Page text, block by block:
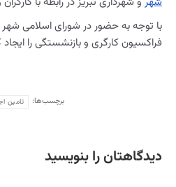
با توجه به حضور در شورای اسلامی شهر
فراکسیون کارگری و بازنشستگی را ایجاد
برچسب‌ها: تامین
دیدگاهتان را بنویسید